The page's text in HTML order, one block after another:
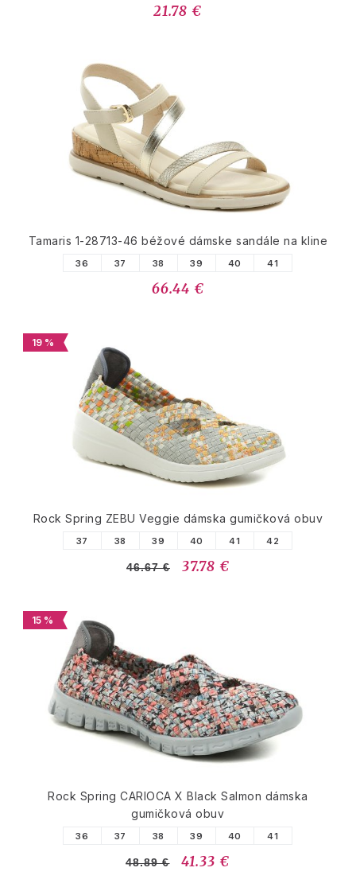
21.78 €
Tamaris 1-28713-46 béžové dámske sandále na kline
36 37 38 39 40 41
66.44 €
19 %
Rock Spring ZEBU Veggie dámska gumičková obuv
37 38 39 40 41 42
46.67 € 37.78 €
15 %
Rock Spring CARIOCA X Black Salmon dámska
gumičková obuv
36 37 38 39 40 41
48.89 € 41.33 €